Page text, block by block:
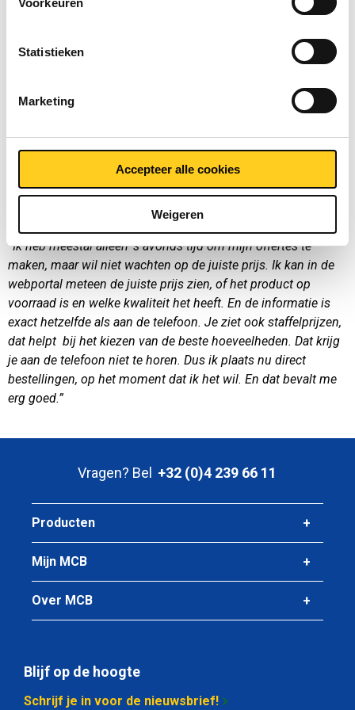
Statistieken
Marketing
Accepteer alle cookies
Weigeren
de loop van de tijd werd de relatie ook steeds beter. Vooral
was van grote naar kleinere series en naar sneller werken. Dat
past bij MCB, want jullie zijn heel flexibel en leveren snel, uit
een breed assortiment: buizen en platen van staal, aluminium
en inox.”
“Ik heb meestal contact met Frederik Dessers, hij is ook
eerste portal-klanten. Het werken met de webportal bevalt me
heel erg goed. In het begin was het wel even wennen, ik wil
ook niet het werk van Frederik overnemen.”
“Ik heb meestal alleen ‘s avonds tijd om mijn offertes te
maken, maar wil niet wachten op de juiste prijs. Ik kan in de
webportal meteen de juiste prijs zien, of het product op
voorraad is en welke kwaliteit het heeft. En de informatie is
exact hetzelfde als aan de telefoon. Je ziet ook staffelprijzen,
dat helpt bij het kiezen van de beste hoeveelheden. Dat krijg
je aan de telefoon niet te horen. Dus ik plaats nu direct
bestellingen, op het moment dat ik het wil. En dat bevalt me
erg goed.”
Vragen? Bel +32 (0)4 239 66 11
Producten
Mijn MCB
Over MCB
Blijf op de hoogte
Schrijf je in voor de nieuwsbrief!